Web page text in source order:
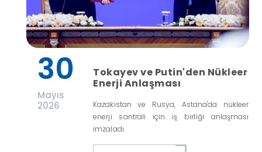
30
Mayıs
2026
Tokayev ve Putin'den Nükleer
Enerji Anlaşması
Kazakistan ve Rusya, Astana'da nükleer
enerji santrali için iş birliği anlaşması
imzaladı.